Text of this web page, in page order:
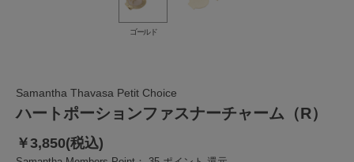
ゴールド
Samantha Thavasa Petit Choice
ハートポーションファスナーチャーム（R）
￥3,850(税込)